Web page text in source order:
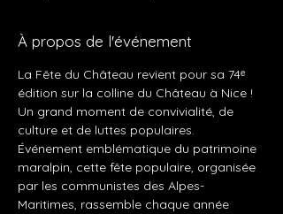
À propos de l'événement
La Fête du Château revient pour sa 74ᵉ
édition sur la colline du Château à Nice !
Un grand moment de convivialité, de
culture et de luttes populaires.
Événement emblématique du patrimoine
maralpin, cette fête populaire, organisée
par les communistes des Alpes-
Maritimes, rassemble chaque année